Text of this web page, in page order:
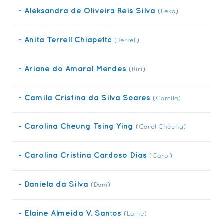
• Tutorial > ICOM / IC-V 86 - Configs Básicas
• Links Diversos
• Resinagem em Asas Flexíveis
CONTATO
• E-Mail
• Mapa Localização > Rampa
- Aleksandra de Oliveira Reis Silva (Leka)
- Anita Terrell Chiapetta (Terrell)
- Ariane do Amaral Mendes (Riri)
- Camila Cristina da Silva Soares (Camila)
- Carolina Cheung Tsing Ying (Carol Cheung)
- Carolina Cristina Cardoso Dias (Carol)
- Daniela da Silva (Dani)
- Elaine Almeida V. Santos (Laine)